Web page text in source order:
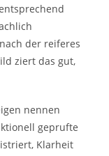
der reiferes
ziert das gut,
nennen
geprufte
Klarheit